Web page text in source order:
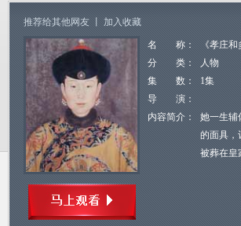
推荐给其他网友 加入收藏
名 称：
《孝庄
分 类：
人物
集 数：
1集
导 演：
内容简介：
她一生辅
的面具，
被葬在皇